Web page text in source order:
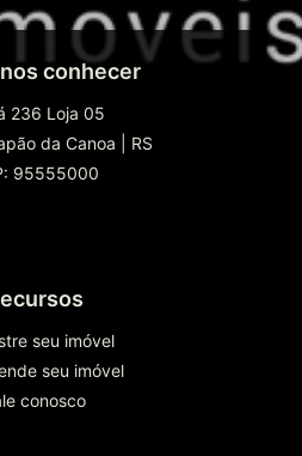
conhecer
236 Loja 05
da Canoa
RS
95555000
seu imóvel
seu imóvel
conosco